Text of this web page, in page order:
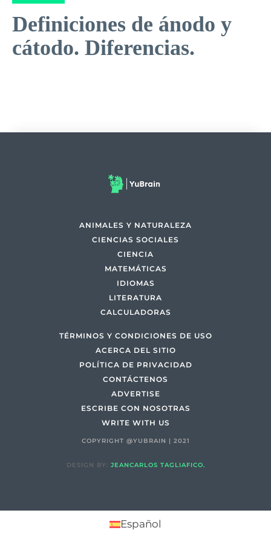
Definiciones de ánodo y
cátodo. Diferencias.
ANIMALES Y NATURALEZA
CIENCIAS SOCIALES
CIENCIA
MATEMÁTICAS
IDIOMAS
LITERATURA
CALCULADORAS
TÉRMINOS Y CONDICIONES DE USO
ACERCA DEL SITIO
POLÍTICA DE PRIVACIDAD
CONTÁCTENOS
ADVERTISE
ESCRIBE CON NOSOTRAS
WRITE WITH US
COPYRIGHT @YUBRAIN | 2021
DESIGN BY: JEANCARLOS TAGLIAFICO.
Español